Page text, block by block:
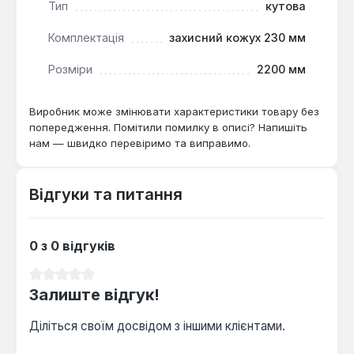
різьблення шпинделя M14 та швидкість обертання
6600 об/хв. Мережевий шнур довжиною 2.5 м
кутова шліфувальна машина підходить для
для зварювальників, мулярів та будівельників, де
потрібна висока потужність та стійкість до
Тип кутова
Комплектація захисний кожух 230 мм
Розміри 2200 мм
Виробник може змінювати характеристики товару без
попередження. Помітили помилку в описі? Напишіть
нам — швидко перевіримо та виправимо.
Відгуки та питання
0 з 0 відгуків
Залиште відгук!
Діліться своїм досвідом з іншими клієнтами.